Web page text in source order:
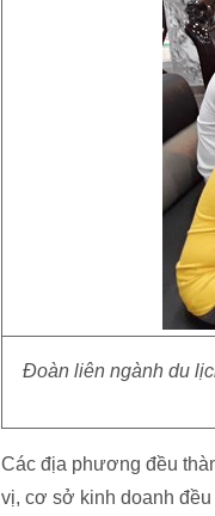
Đoàn liên ngành du
Các địa phương đều
vị, cơ sở kinh doanh đều